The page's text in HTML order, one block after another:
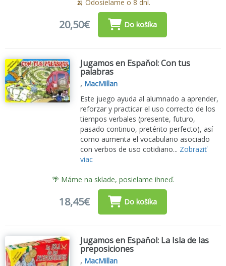
🍌 Odosielame o 8 dní.
20,50€ Do košíka
Jugamos en Espaňol: Con tus
palabras
, MacMillan
Este juego ayuda al alumnado a aprender,
reforzar y practicar el uso correcto de los
tiempos verbales (presente, futuro,
pasado continuo, pretérito perfecto), así
como aumenta el vocabulario asociado
con verbos de uso cotidiano... Zobraziť
viac
🌴 Máme na sklade, posielame ihneď.
18,45€ Do košíka
Jugamos en Espaňol: La Isla de las
preposiciones
, MacMillan